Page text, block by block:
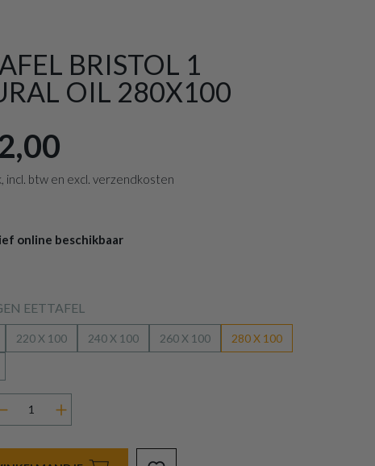
BRISTOL 1
OIL 280X100
incl. btw en excl. verzendkosten
online beschikbaar
EETTAFEL
220 X 100 240 X 100 260 X 100 280 X 100